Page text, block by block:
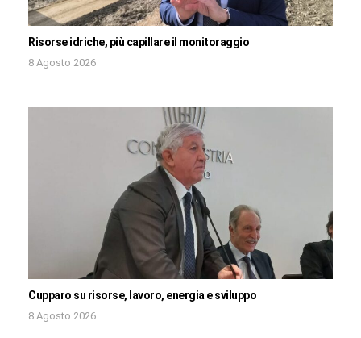
Risorse idriche, più capillare il monitoraggio
8 Agosto 2026
Cupparo su risorse, lavoro, energia e sviluppo
8 Agosto 2026